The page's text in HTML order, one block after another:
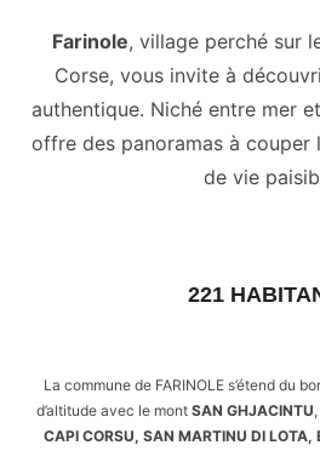
Farinole, village perché sur
Corse, vous invite à
authentique. Niché entre mer
offre des panoramas à couper
de vie
221
La commune de FARINOLE s’étend du
d’altitude avec le mont SAN GHJACINTU
CAPI CORSU, SAN MARTINU DI LOTA,